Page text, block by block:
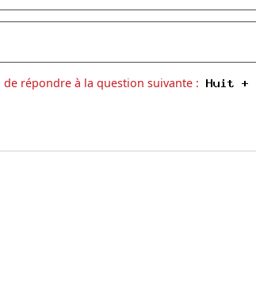
de répondre à la question suivante :